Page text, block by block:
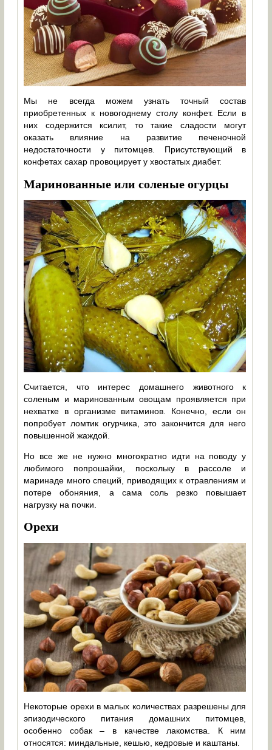
Мы не всегда можем узнать точный состав
приобретенных к новогоднему столу конфет. Если в
них содержится ксилит, то такие сладости могут
оказать влияние на развитие печеночной
недостаточности у питомцев. Присутствующий в
конфетах сахар провоцирует у хвостатых диабет.
Маринованные или соленые огурцы
Считается, что интерес домашнего животного к
соленым и маринованным овощам проявляется при
нехватке в организме витаминов. Конечно, если он
попробует ломтик огурчика, это закончится для него
повышенной жаждой.
Но все же не нужно многократно идти на поводу у
любимого попрошайки, поскольку в рассоле и
маринаде много специй, приводящих к отравлениям и
потере обоняния, а сама соль резко повышает
нагрузку на почки.
Орехи
Некоторые орехи в малых количествах разрешены для
эпизодического питания домашних питомцев,
особенно собак – в качестве лакомства. К ним
относятся: миндальные, кешью, кедровые и каштаны.